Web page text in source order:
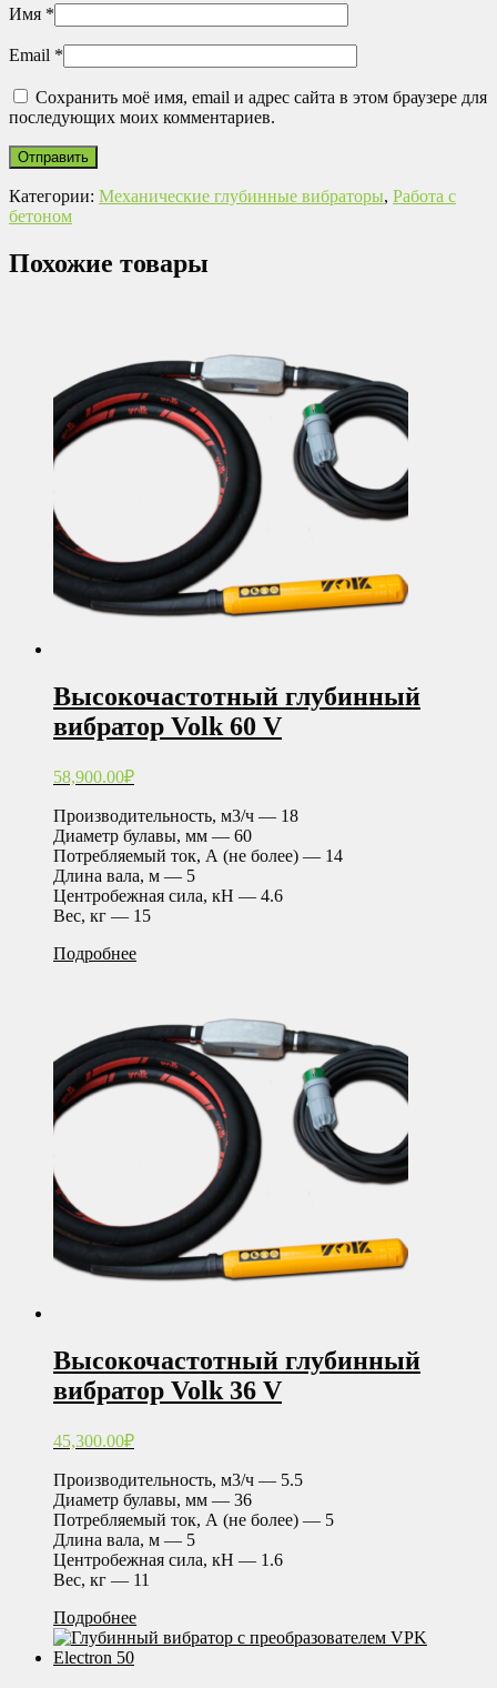
Имя *
Email *
Сохранить моё имя, email и адрес сайта в этом браузере для
последующих моих комментариев.
Категории: Механические глубинные вибраторы, Работа с
бетоном
Похожие товары
Высокочастотный глубинный
вибратор Volk 60 V
58,900.00₽
Производительность, м3/ч — 18
Диаметр булавы, мм — 60
Потребляемый ток, А (не более) — 14
Длина вала, м — 5
Центробежная сила, кН — 4.6
Вес, кг — 15
Подробнее
Высокочастотный глубинный
вибратор Volk 36 V
45,300.00₽
Производительность, м3/ч — 5.5
Диаметр булавы, мм — 36
Потребляемый ток, А (не более) — 5
Длина вала, м — 5
Центробежная сила, кН — 1.6
Вес, кг — 11
Подробнее